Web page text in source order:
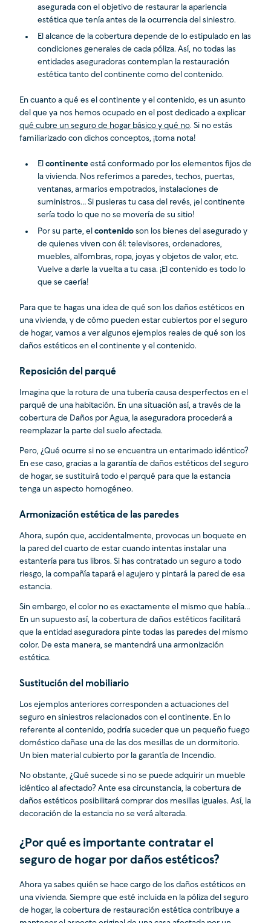
asegurada con el objetivo de restaurar la apariencia
estética que tenía antes de la ocurrencia del siniestro.
El alcance de la cobertura depende de lo estipulado en las
condiciones generales de cada póliza. Así, no todas las
entidades aseguradoras contemplan la restauración
estética tanto del continente como del contenido.
En cuanto a qué es el continente y el contenido, es un asunto
del que ya nos hemos ocupado en el post dedicado a explicar
qué cubre un seguro de hogar básico y qué no. Si no estás
familiarizado con dichos conceptos, ¡toma nota!
El continente está conformado por los elementos fijos de
la vivienda. Nos referimos a paredes, techos, puertas,
ventanas, armarios empotrados, instalaciones de
suministros… Si pusieras tu casa del revés, ¡el continente
sería todo lo que no se movería de su sitio!
Por su parte, el contenido son los bienes del asegurado y
de quienes viven con él: televisores, ordenadores,
muebles, alfombras, ropa, joyas y objetos de valor, etc.
Vuelve a darle la vuelta a tu casa. ¡El contenido es todo lo
que se caería!
Para que te hagas una idea de qué son los daños estéticos en
una vivienda, y de cómo pueden estar cubiertos por el seguro
de hogar, vamos a ver algunos ejemplos reales de qué son los
daños estéticos en el continente y el contenido.
Reposición del parqué
Imagina que la rotura de una tubería causa desperfectos en el
parqué de una habitación. En una situación así, a través de la
cobertura de Daños por Agua, la aseguradora procederá a
reemplazar la parte del suelo afectada.
Pero, ¿Qué ocurre si no se encuentra un entarimado idéntico?
En ese caso, gracias a la garantía de daños estéticos del seguro
de hogar, se sustituirá todo el parqué para que la estancia
tenga un aspecto homogéneo.
Armonización estética de las paredes
Ahora, supón que, accidentalmente, provocas un boquete en
la pared del cuarto de estar cuando intentas instalar una
estantería para tus libros. Si has contratado un seguro a todo
riesgo, la compañía tapará el agujero y pintará la pared de esa
estancia.
Sin embargo, el color no es exactamente el mismo que había…
En un supuesto así, la cobertura de daños estéticos facilitará
que la entidad aseguradora pinte todas las paredes del mismo
color. De esta manera, se mantendrá una armonización
estética.
Sustitución del mobiliario
Los ejemplos anteriores corresponden a actuaciones del
seguro en siniestros relacionados con el continente. En lo
referente al contenido, podría suceder que un pequeño fuego
doméstico dañase una de las dos mesillas de un dormitorio.
Un bien material cubierto por la garantía de Incendio.
No obstante, ¿Qué sucede si no se puede adquirir un mueble
idéntico al afectado? Ante esa circunstancia, la cobertura de
daños estéticos posibilitará comprar dos mesillas iguales. Así, la
decoración de la estancia no se verá alterada.
¿Por qué es importante contratar el
seguro de hogar por daños estéticos?
Ahora ya sabes quién se hace cargo de los daños estéticos en
una vivienda. Siempre que esté incluida en la póliza del seguro
de hogar, la cobertura de restauración estética contribuye a